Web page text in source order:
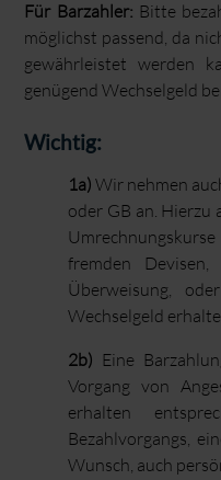
Für Barzahler: Bitte
möglichst passend, da
gewährleistet werden
genügend Wechselgeld
Wichtig:
1a) Wir nehmen
oder GB an. Hierzu
fremden
Überweisung,
Wechselgeld
2b) Eine
Vorgang von
erhalten
Bezahlvorgangs,
Wunsch, auch